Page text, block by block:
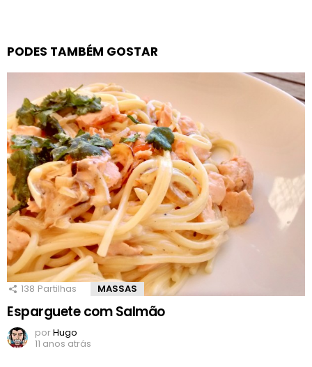
PODES TAMBÉM GOSTAR
138 Partilhas MASSAS
Esparguete com Salmão
porHugo
11 anos atrás